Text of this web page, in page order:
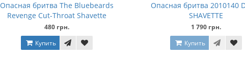
Опасная бритва The Bluebeards
Revenge Cut-Throat Shavette
480 грн.
Купить
Опасная бритва 2010140
SHAVETTE
1 790 грн.
Купить